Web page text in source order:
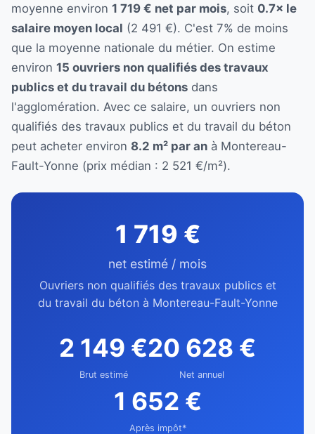
moyenne environ 1 719 € net par mois, soit 0.7× le
salaire moyen local (2 491 €). C'est 7% de moins
que la moyenne nationale du métier. On estime
environ 15 ouvriers non qualifiés des travaux
publics et du travail du bétons dans
l'agglomération. Avec ce salaire, un ouvriers non
qualifiés des travaux publics et du travail du béton
peut acheter environ 8.2 m² par an à Montereau-
Fault-Yonne (prix médian : 2 521 €/m²).
1 719 €
net estimé / mois
Ouvriers non qualifiés des travaux publics et
du travail du béton à Montereau-Fault-Yonne
2 149 €
Brut estimé
20 628 €
Net annuel
1 652 €
Après impôt*